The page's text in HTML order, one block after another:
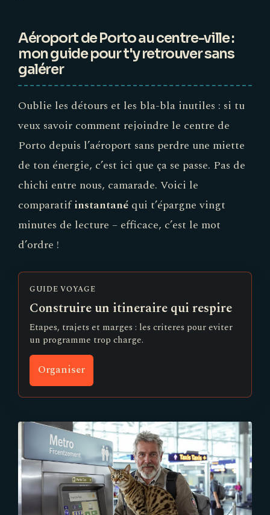
Aéroport de Porto au centre-ville :
mon guide pour t'y retrouver sans
galérer
Oublie les détours et les bla-bla inutiles : si tu
veux savoir comment rejoindre le centre de
Porto depuis l’aéroport sans perdre une miette
de ton énergie, c’est ici que ça se passe. Pas de
chichi entre nous, camarade. Voici le
comparatifinstantané qui t’épargne vingt
minutes de lecture – efficace, c’est le mot
d’ordre !
GUIDE VOYAGE
Construire un itineraire qui respire
Etapes, trajets et marges : les criteres pour eviter
un programme trop charge.
Organiser